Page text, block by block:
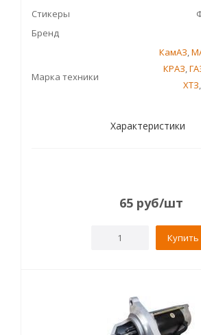
Стикеры
Бренд
Марка техники
КамАЗ,
КРАЗ,
ХТЗ,
Характеристики
65 руб/шт
Купить